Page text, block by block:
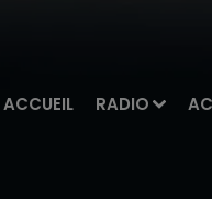
ACCUEIL RADIO